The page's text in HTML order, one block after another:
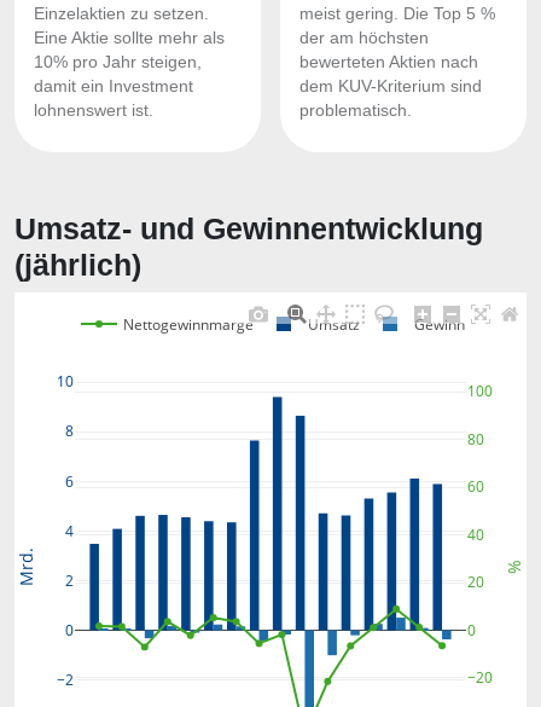
Einzelaktien zu setzen.
Eine Aktie sollte mehr als
10% pro Jahr steigen,
damit ein Investment
lohnenswert ist.
meist gering. Die Top 5 %
der am höchsten
bewerteten Aktien nach
dem KUV-Kriterium sind
problematisch.
Umsatz- und Gewinnentwicklung
(jährlich)
−2
0
2
4
6
8
10
−20
0
20
40
60
80
100
Nettogewinnmarge Umsatz Gewinn
Mrd. %